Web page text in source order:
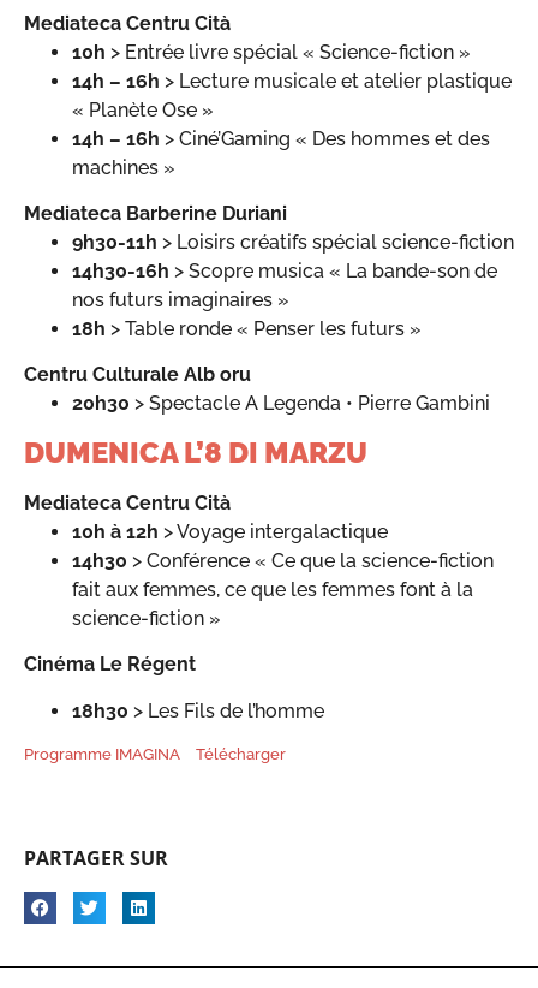
Mediateca Centru Cità
10h > Entrée livre spécial « Science-fiction »
14h – 16h > Lecture musicale et atelier plastique
« Planète Ose »
14h – 16h > Ciné’Gaming « Des hommes et des
machines »
Mediateca Barberine Duriani
9h30-11h > Loisirs créatifs spécial science-fiction
14h30-16h > Scopre musica « La bande-son de
nos futurs imaginaires »
18h > Table ronde « Penser les futurs »
Centru Culturale Alb oru
20h30 > Spectacle A Legenda • Pierre Gambini
DUMENICA L’8 DI MARZU
Mediateca Centru Cità
10h à 12h > Voyage intergalactique
14h30 > Conférence « Ce que la science-fiction
fait aux femmes, ce que les femmes font à la
science-fiction »
Cinéma Le Régent
18h30 > Les Fils de l’homme
Programme IMAGINA Télécharger
PARTAGER SUR